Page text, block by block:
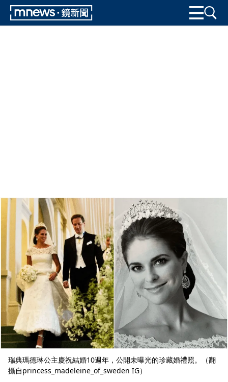
瑞典瑪德琳公主慶祝結婚10週年，公開未曝光的珍藏婚禮照。（翻
攝自princess_madeleine_of_sweden IG）